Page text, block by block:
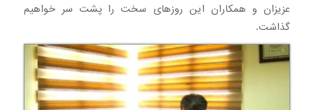
عزیزان و همکاران این روزهای سخت را پشت سر خواهیم
گذاشت.